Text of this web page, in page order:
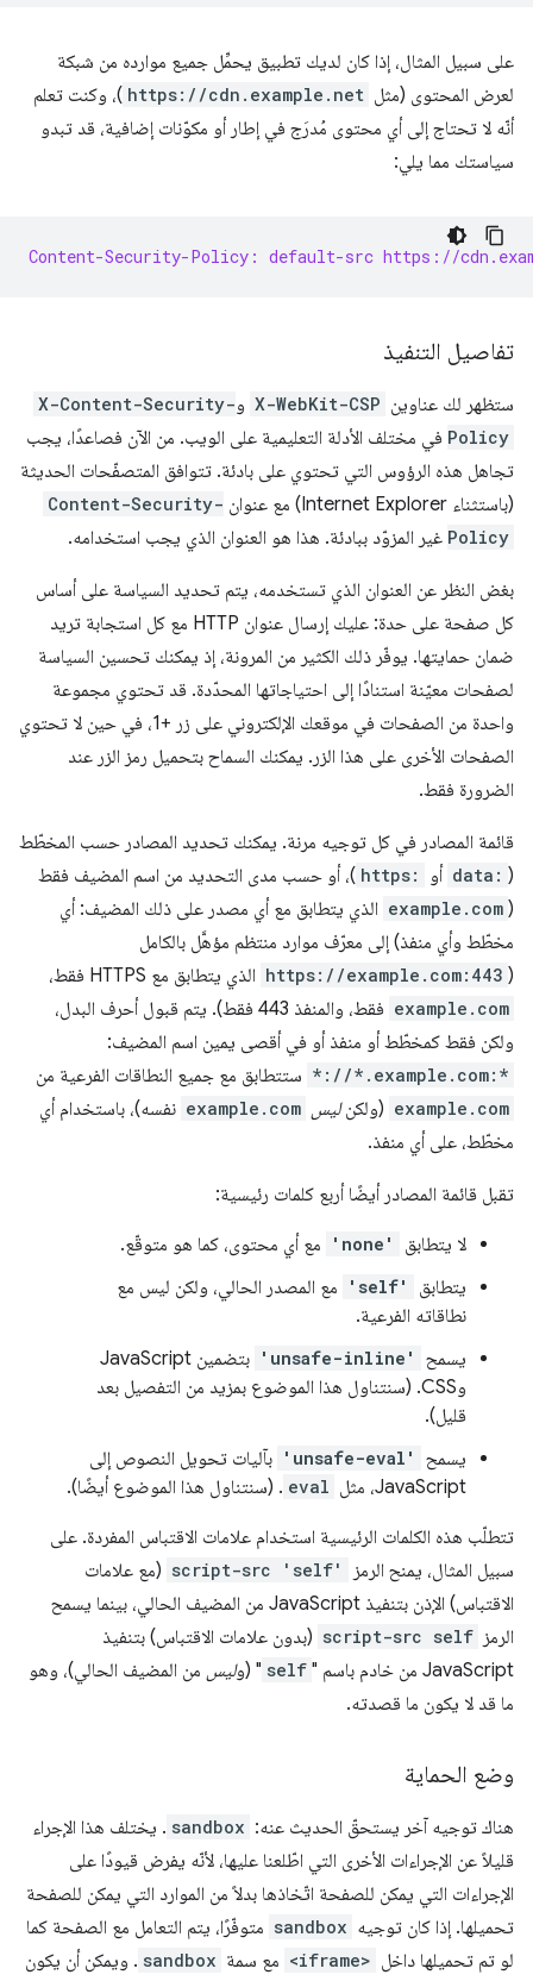
على سبيل المثال، إذا كان لديك تطبيق يحمِّل جميع موارده من شبكة
لعرض المحتوى (مثل https://cdn.example.net )، وكنت تعلم
أنّه لا تحتاج إلى أي محتوى مُدرَج في إطار أو مكوّنات إضافية، قد تبدو
سياستك مما يلي:
Content-Security-Policy: default-src https://
تفاصيل التنفيذ
ستظهر لك عناوين X-WebKit-CSP وX-Content-Security-
Policy في مختلف الأدلة التعليمية على الويب. من الآن فصاعدًا، يجب
تجاهل هذه الرؤوس التي تحتوي على بادئة. تتوافق المتصفّحات الحديثة
(باستثناء Internet Explorer) مع عنوان
Content-Security-
Policy غير المزوّد ببادئة. هذا هو العنوان الذي يجب استخدامه.
بغض النظر عن العنوان الذي تستخدمه، يتم تحديد السياسة على أساس
كل صفحة على حدة: عليك إرسال عنوان HTTP مع كل استجابة تريد
ضمان حمايتها. يوفّر ذلك الكثير من المرونة، إذ يمكنك تحسين السياسة
لصفحات معيّنة استنادًا إلى احتياجاتها المحدّدة. قد تحتوي مجموعة
واحدة من الصفحات في موقعك الإلكتروني على زر +1، في حين لا تحتوي
الصفحات الأخرى على هذا الزر. يمكنك السماح بتحميل رمز الزر عند
الضرورة فقط.
قائمة المصادر في كل توجيه مرنة. يمكنك تحديد المصادر حسب المخطّط
(
data: أو https: )، أو حسب مدى التحديد من اسم المضيف فقط
(
example.com الذي يتطابق مع أي مصدر على ذلك المضيف: أي
مخطّط وأي منفذ) إلى معرّف موارد منتظم مؤهَّل بالكامل
(
https://example.com:443 الذي يتطابق مع HTTPS فقط،
example.com
فقط، والمنفذ 443 فقط). يتم قبول أحرف البدل،
ولكن فقط كمخطّط أو منفذ أو في أقصى يمين اسم المضيف:
*://*.example.com:* ستتطابق مع جميع النطاقات الفرعية من
example.com (ولكنليس example.com نفسه)، باستخدام أي
مخطّط، على أي منفذ.
تقبل قائمة المصادر أيضًا أربع كلمات رئيسية:
لا يتطابق 'none'
مع أي محتوى، كما هو متوقّع.
يتطابق
'self'
مع المصدر الحالي، ولكن ليس مع
نطاقاته الفرعية.
يسمح
'unsafe-inline'
بتضمين JavaScript
وCSS. (سنتناول هذا الموضوع بمزيد من التفصيل بعد
قليل).
يسمح
'unsafe-eval' بآليات تحويل النصوص إلى
JavaScript، مثل
eval . (سنتناول هذا الموضوع أيضًا).
تتطلّب هذه الكلمات الرئيسية استخدام علامات الاقتباس المفردة. على
سبيل المثال، يمنح الرمز
script-src 'self' (مع علامات
الاقتباس) الإذن بتنفيذ JavaScript من المضيف الحالي، بينما يسمح
الرمز script-src self (بدون علامات الاقتباس) بتنفيذ
JavaScript من خادم باسم "
self " (وليس من المضيف الحالي)، وهو
ما قد لا يكون ما قصدته.
وضع الحماية
هناك توجيه آخر يستحقّ الحديث عنه: sandbox . يختلف هذا الإجراء
قليلاً عن الإجراءات الأخرى التي اطّلعنا عليها، لأنّه يفرض قيودًا على
الإجراءات التي يمكن للصفحة اتّخاذها بدلاً من الموارد التي يمكن للصفحة
تحميلها. إذا كان توجيه sandbox متوفّرًا، يتم التعامل مع الصفحة كما
لو تم تحميلها داخل <iframe> مع سمة sandbox . ويمكن أن يكون